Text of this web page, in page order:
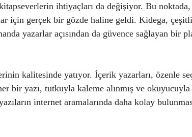
ihtiyaçları da değişiyor. Bu
için gerçek bir gözde haline geldi. Kidega,
yazarlar açısından da güvence sağlayan bir
kalitesinde yatıyor. İçerik yazarları, özenle
bir yazı, tutkuyla kaleme alınmış ve
internet aramalarında daha kolay